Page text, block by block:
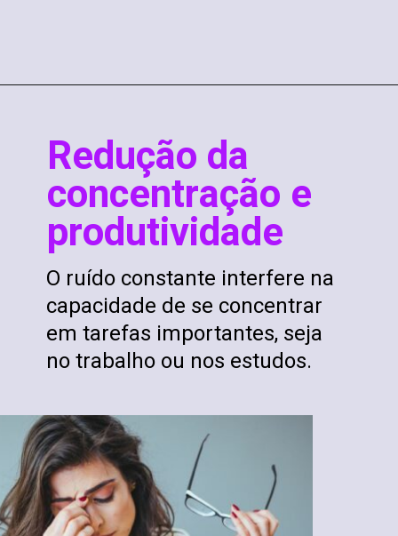
Redução da
concentração e
produtividade
O ruído constante interfere na
capacidade de se concentrar
em tarefas importantes, seja
no trabalho ou nos estudos.